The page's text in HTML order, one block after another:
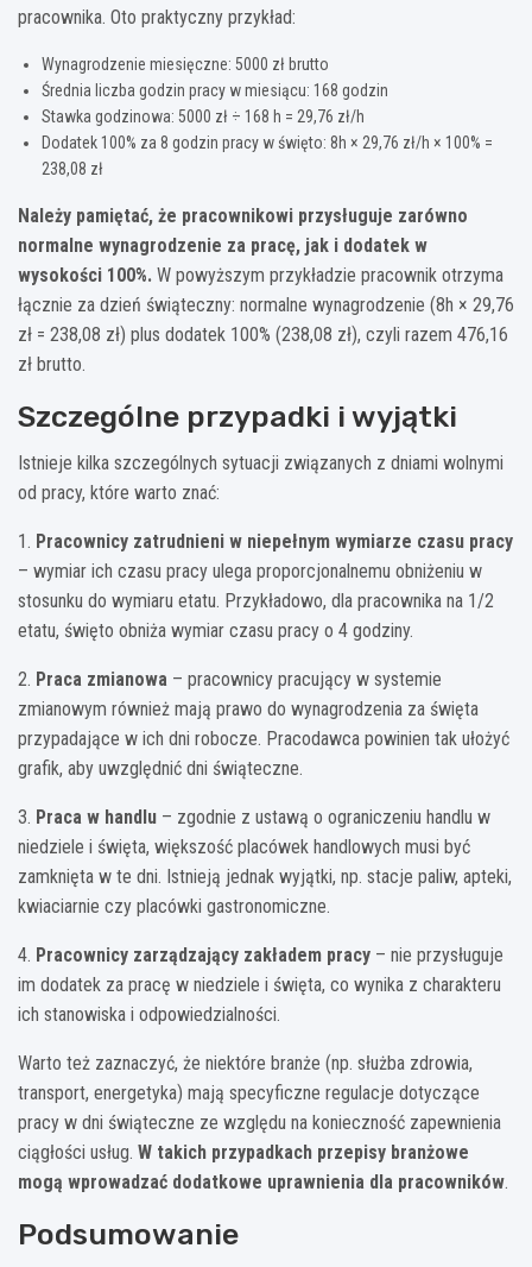
pracownika. Oto praktyczny przykład:
Wynagrodzenie miesięczne: 5000 zł brutto
Średnia liczba godzin pracy w miesiącu: 168 godzin
Stawka godzinowa: 5000 zł ÷ 168 h = 29,76 zł/h
Dodatek 100% za 8 godzin pracy w święto: 8h × 29,76 zł/h × 100% =
238,08 zł
Należy pamiętać, że pracownikowi przysługuje zarówno
normalne wynagrodzenie za pracę, jak i dodatek w
wysokości 100%. W powyższym przykładzie pracownik otrzyma
łącznie za dzień świąteczny: normalne wynagrodzenie (8h × 29,76
zł = 238,08 zł) plus dodatek 100% (238,08 zł), czyli razem 476,16
zł brutto.
Szczególne przypadki i wyjątki
Istnieje kilka szczególnych sytuacji związanych z dniami wolnymi
od pracy, które warto znać:
1. Pracownicy zatrudnieni w niepełnym wymiarze czasu pracy
– wymiar ich czasu pracy ulega proporcjonalnemu obniżeniu w
stosunku do wymiaru etatu. Przykładowo, dla pracownika na 1/2
etatu, święto obniża wymiar czasu pracy o 4 godziny.
2. Praca zmianowa – pracownicy pracujący w systemie
zmianowym również mają prawo do wynagrodzenia za święta
przypadające w ich dni robocze. Pracodawca powinien tak ułożyć
grafik, aby uwzględnić dni świąteczne.
3. Praca w handlu – zgodnie z ustawą o ograniczeniu handlu w
niedziele i święta, większość placówek handlowych musi być
zamknięta w te dni. Istnieją jednak wyjątki, np. stacje paliw, apteki,
kwiaciarnie czy placówki gastronomiczne.
4. Pracownicy zarządzający zakładem pracy – nie przysługuje
im dodatek za pracę w niedziele i święta, co wynika z charakteru
ich stanowiska i odpowiedzialności.
Warto też zaznaczyć, że niektóre branże (np. służba zdrowia,
transport, energetyka) mają specyficzne regulacje dotyczące
pracy w dni świąteczne ze względu na konieczność zapewnienia
ciągłości usług. W takich przypadkach przepisy branżowe
mogą wprowadzać dodatkowe uprawnienia dla pracowników.
Podsumowanie